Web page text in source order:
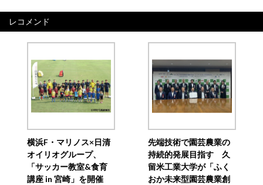
レコメンド
横浜F・マリノス×日清
オイリオグループ、
「サッカー教室&食育
講座 in 宮崎」を開催
先端技術で園芸農業の
持続的発展目指す 久
留米工業大学が「ふく
おか未来型園芸農業創